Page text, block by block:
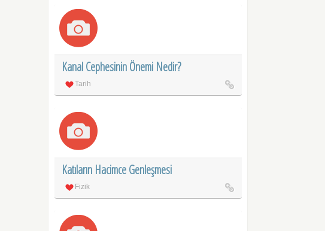
Kanal Cephesinin Önemi Nedir?
Tarih
Katıların Hacimce Genleşmesi
Fizik